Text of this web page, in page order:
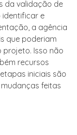
da validação de
identificar e
a agência
que poderiam
projeto. Isso não
recursos
iniciais são
feitas